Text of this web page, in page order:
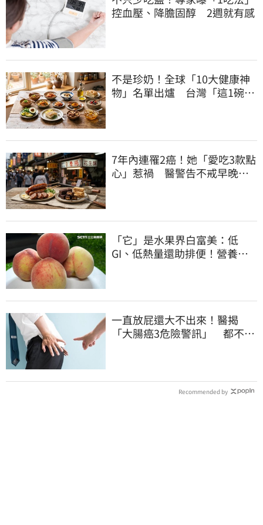
控血壓、降膽固醇 2週就有感
不是珍奶！全球「10大健康神
物」名單出爐 台灣「這1碗」
7年內連罹2癌！她「愛吃3款點
心」惹禍 醫警告不戒早晚有
「它」是水果界白富美：低
GI、低熱量還助排便！營養師
一直放屁還大不出來！醫揭
「大腸癌3危險警訊」 都不排
Recommended by